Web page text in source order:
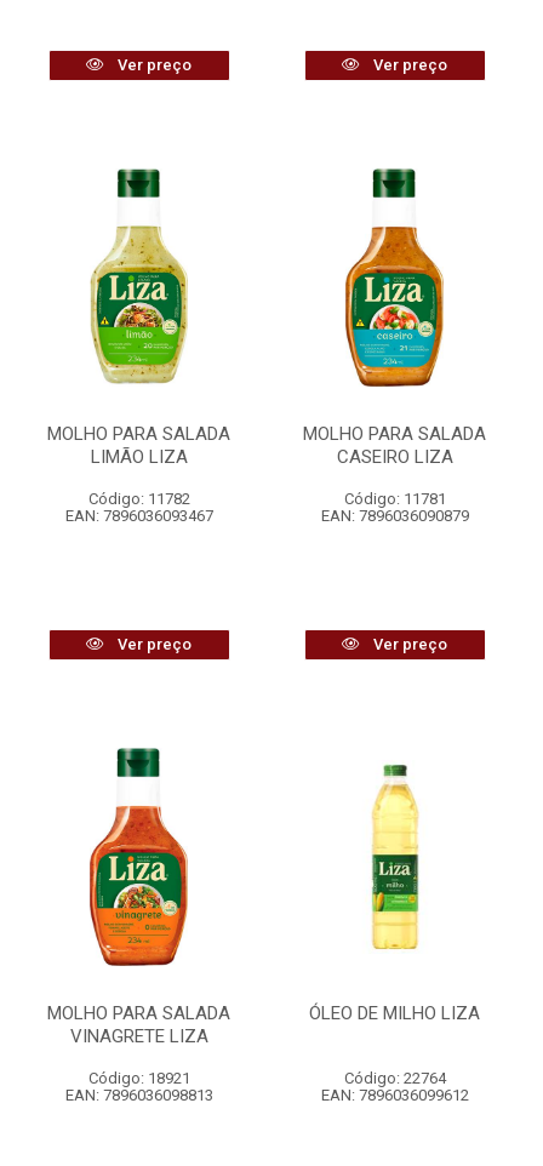
Ver preço Ver preço
MOLHO PARA SALADA
LIMÃO LIZA
Código: 11782
EAN: 7896036093467
Ver preço
MOLHO PARA SALADA
CASEIRO LIZA
Código: 11781
EAN: 7896036090879
Ver preço
MOLHO PARA SALADA
VINAGRETE LIZA
Código: 18921
EAN: 7896036098813
ÓLEO DE MILHO LIZA
Código: 22764
EAN: 7896036099612